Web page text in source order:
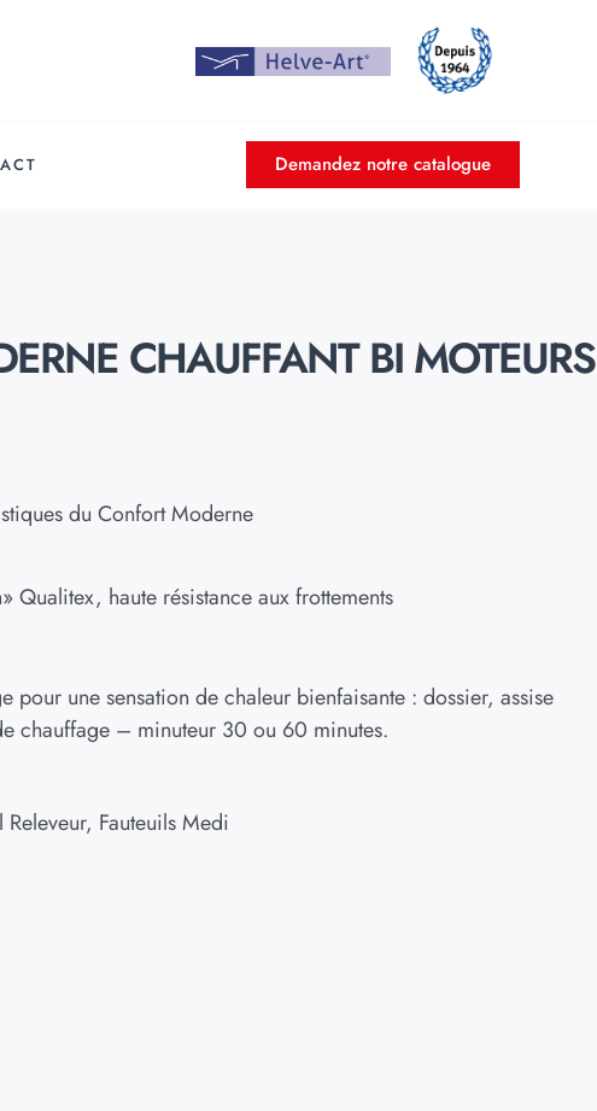
Demandez notre catalogue
CHAUFFANT BI MOTEURS
du Confort Moderne
Qualitex, haute résistance aux frottements
pour une sensation de chaleur bienfaisante : dossier, assise
chauffage – minuteur 30 ou 60 minutes.
Releveur, Fauteuils Medi